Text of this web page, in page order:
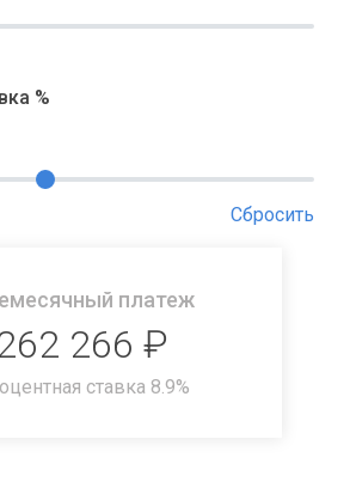
%
Сбросить
платеж
266 ₽
ставка 8.9%